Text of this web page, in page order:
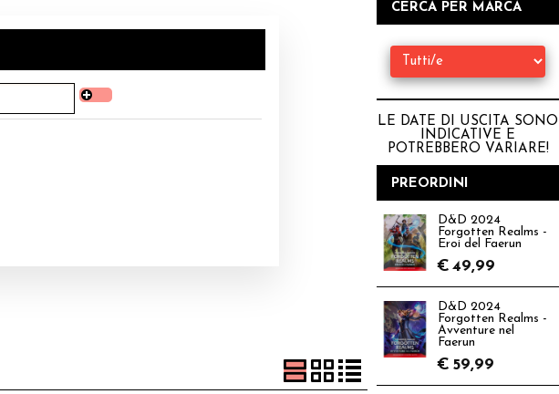
CERCA PER MARCA
LE DATE DI USCITA SONO
INDICATIVE E
POTREBBERO VARIARE!
PREORDINI
D&D 2024
Forgotten Realms -
Eroi del Faerun
€ 49,99
D&D 2024
Forgotten Realms -
Avventure nel
Faerun
€ 59,99